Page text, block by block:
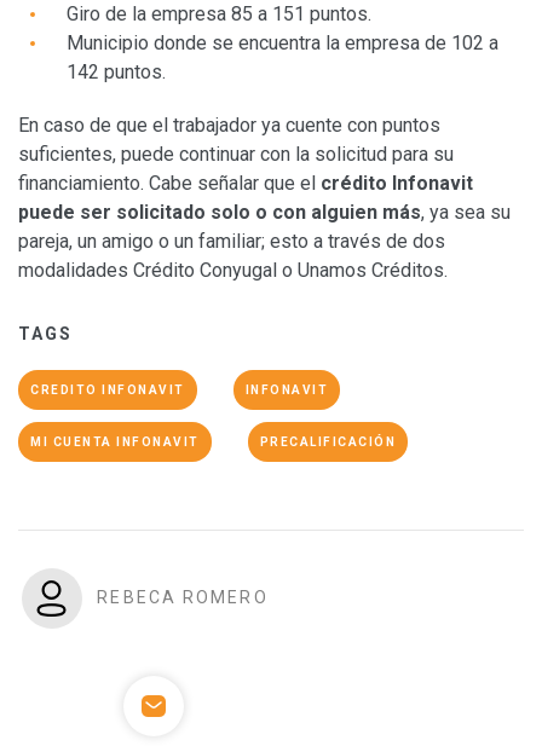
Giro de la empresa 85 a 151 puntos.
Municipio donde se encuentra la empresa de 102 a
142 puntos.
En caso de que el trabajador ya cuente con puntos
suficientes, puede continuar con la solicitud para su
financiamiento. Cabe señalar que el crédito Infonavit
puede ser solicitado solo o con alguien más, ya sea su
pareja, un amigo o un familiar; esto a través de dos
modalidades Crédito Conyugal o Unamos Créditos.
TAGS
CREDITO INFONAVIT INFONAVIT
MI CUENTA INFONAVIT PRECALIFICACIÓN
REBECA ROMERO